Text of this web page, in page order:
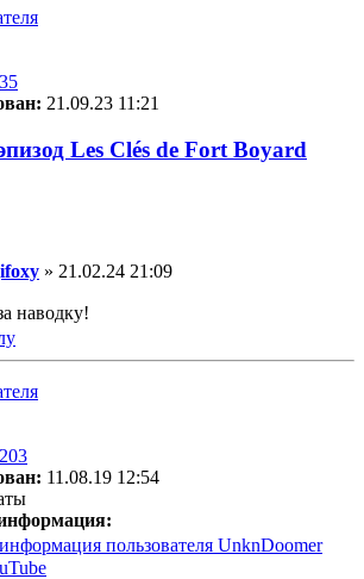
35
21.09.23 11:21
Les Clés de Fort Boyard
» 21.02.24 21:09
наводку!
203
11.08.19 12:54
пользователя UnknDoomer